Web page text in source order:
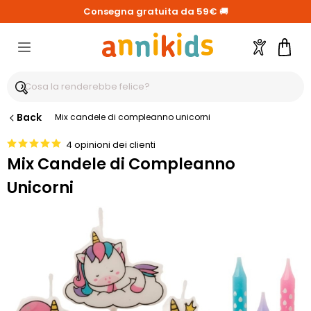
Consegna gratuita da 59€ 🚚
Account
Back Mix candele di compleanno unicorni
4 opinioni dei clienti
Mix Candele di Compleanno
Unicorni